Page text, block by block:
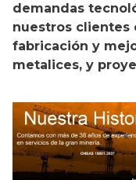
demandas
nuestros clientes
fabricación y
metalices, y